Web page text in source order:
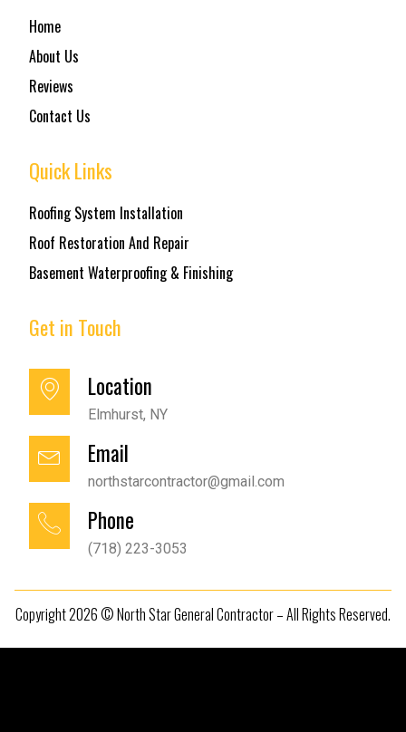
Home
About Us
Reviews
Contact Us
Quick Links
Roofing System Installation
Roof Restoration And Repair
Basement Waterproofing & Finishing
Get in Touch
Location
Elmhurst, NY
Email
northstarcontractor@gmail.com
Phone
(718) 223-3053
Copyright 2026 © North Star General Contractor – All Rights Reserved.